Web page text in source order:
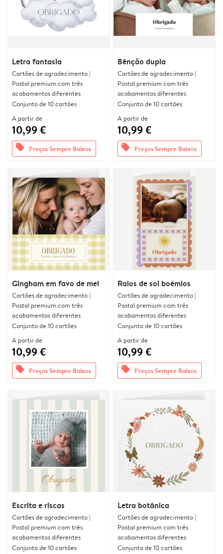
Letra fantasia
Cartões de agradecimento |
Postal premium com três
acabamentos diferentes
Conjunto de 10 cartões
A partir de
10,99 €
offers Preços Sempre Baixos
Bênção dupla
Cartões de agradecimento |
Postal premium com três
acabamentos diferentes
Conjunto de 10 cartões
A partir de
10,99 €
offers Preços Sempre Baixos
Gingham em favo de mel
Cartões de agradecimento |
Postal premium com três
acabamentos diferentes
Conjunto de 10 cartões
A partir de
10,99 €
offers Preços Sempre Baixos
Raios de sol boémios
Cartões de agradecimento |
Postal premium com três
acabamentos diferentes
Conjunto de 10 cartões
A partir de
10,99 €
offers Preços Sempre Baixos
Escrita e riscas
Cartões de agradecimento |
Postal premium com três
acabamentos diferentes
Conjunto de 10 cartões
Letra botânica
Cartões de agradecimento |
Postal premium com três
acabamentos diferentes
Conjunto de 10 cartões